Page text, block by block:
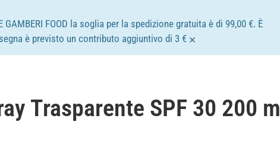
FOOD la soglia per la spedizione gratuita è di 99,00 €. È
è previsto un contributo aggiuntivo di 3 € ×
Trasparente SPF 30 200 ml